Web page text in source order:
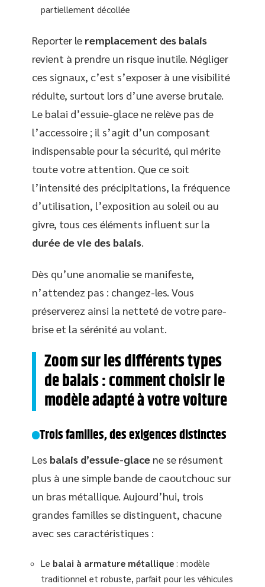
partiellement décollée
Reporter le remplacement des balais
revient à prendre un risque inutile. Négliger
ces signaux, c’est s’exposer à une visibilité
réduite, surtout lors d’une averse brutale.
Le balai d’essuie-glace ne relève pas de
l’accessoire ; il s’agit d’un composant
indispensable pour la sécurité, qui mérite
toute votre attention. Que ce soit
l’intensité des précipitations, la fréquence
d’utilisation, l’exposition au soleil ou au
givre, tous ces éléments influent sur la
durée de vie des balais
Dès qu’une anomalie se manifeste,
n’attendez pas : changez-les. Vous
préserverez ainsi la netteté de votre pare-
brise et la sérénité au volant.
Zoom sur les différents types
de balais : comment choisir le
modèle adapté à votre voiture
Trois familles, des exigences distinctes
Les balais d’essuie-glace ne se résument
plus à une simple bande de caoutchouc sur
un bras métallique. Aujourd’hui, trois
grandes familles se distinguent, chacune
avec ses caractéristiques :
Le balai à armature métallique : modèle
traditionnel et robuste, parfait pour les véhicules